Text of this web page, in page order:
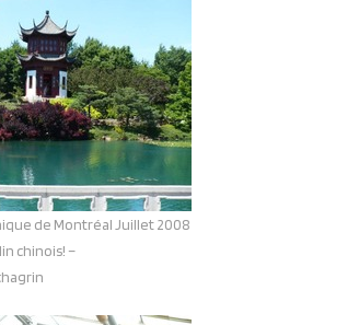
de Montréal Juillet 2008
chinois! –